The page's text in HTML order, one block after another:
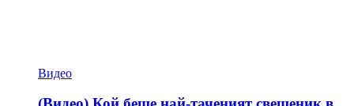
Видео